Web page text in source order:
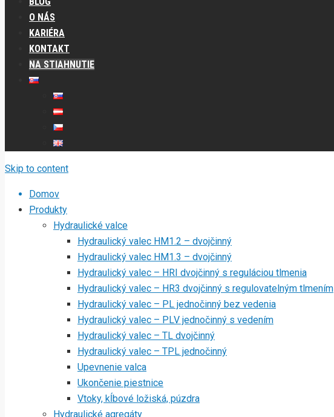
O NÁS
KARIÉRA
KONTAKT
NA STIAHNUTIE
Skip to content
Domov
Produkty
Hydraulické valce
Hydraulický valec HM1.2 – dvojčinný
Hydraulický valec HM1.3 – dvojčinný
Hydraulický valec – HRI dvojčinný s reguláciou tlmenia
Hydraulický valec – HR3 dvojčinný s regulovatelným tlmením
Hydraulický valec – PL jednočinný bez vedenia
Hydraulický valec – PLV jednočinný s vedením
Hydraulický valec – TL dvojčinný
Hydraulický valec – TPL jednočinný
Upevnenie valca
Ukončenie piestnice
Vtoky, kĺbové ložiská, púzdra
Hydraulické agregáty